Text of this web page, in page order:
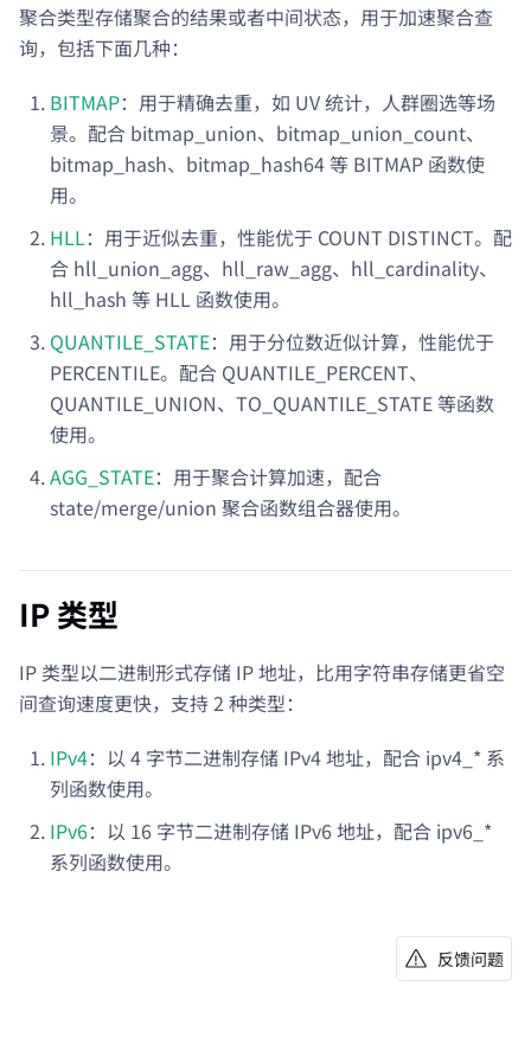
聚合类型存储聚合的结果或者中间状态，用于加速聚合查
询，包括下面几种：
BITMAP：用于精确去重，如 UV 统计，人群圈选等场
景。配合 bitmap_union、bitmap_union_count、
bitmap_hash、bitmap_hash64 等 BITMAP 函数使
用。
HLL：用于近似去重，性能优于 COUNT DISTINCT。配
合 hll_union_agg、hll_raw_agg、hll_cardinality、
hll_hash 等 HLL 函数使用。
QUANTILE_STATE：用于分位数近似计算，性能优于
PERCENTILE。配合 QUANTILE_PERCENT、
QUANTILE_UNION、TO_QUANTILE_STATE 等函数
使用。
AGG_STATE：用于聚合计算加速，配合
state/merge/union 聚合函数组合器使用。
IP 类型
IP 类型以二进制形式存储 IP 地址，比用字符串存储更省空
间查询速度更快，支持 2 种类型：
IPv4：以 4 字节二进制存储 IPv4 地址，配合 ipv4_* 系
列函数使用。
IPv6：以 16 字节二进制存储 IPv6 地址，配合 ipv6_*
系列函数使用。
反馈问题